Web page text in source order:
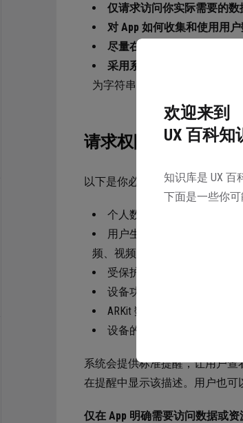
仅请求访问你实际需要的数
对 App 如何收集和使用用户
尽量在设备端处理数据，避
采用系统定义的隐私保护措
为字符串、数字和日期等更多
请求权限
以下是你必须请求访问权限的几
个人数据，包括位置、健
用户生成的内容，如电子邮
频、视频和照片内容
受保护的资源，如蓝牙外
设备功能，如摄像头和麦克
ARKit 数据，例如手部跟踪
设备的广告标识符，用于支
系统会提供标准提醒，让用户
在提醒中显示该描述。用户也可
仅在 App 明确需要访问数据或资
欢迎来到
UX 百科知
知识库是 UX 百
下面是一些你